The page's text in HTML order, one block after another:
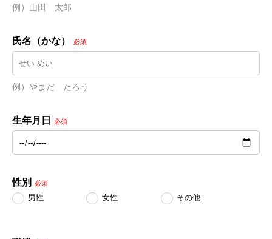
例）山田　太郎
氏名（かな） 必須
例）やまだ　たろう
生年月日 必須
性別 必須
男性 女性 その他